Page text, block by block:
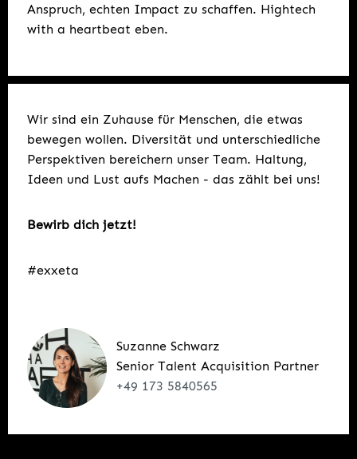
Anspruch, echten Impact zu schaffen. Hightech
with a heartbeat eben.
Wir sind ein Zuhause für Menschen, die etwas
bewegen wollen. Diversität und unterschiedliche
Perspektiven bereichern unser Team. Haltung,
Ideen und Lust aufs Machen - das zählt bei uns!
Bewirb dich jetzt!
#exxeta
Suzanne Schwarz
Senior Talent Acquisition Partner
+49 173 5840565